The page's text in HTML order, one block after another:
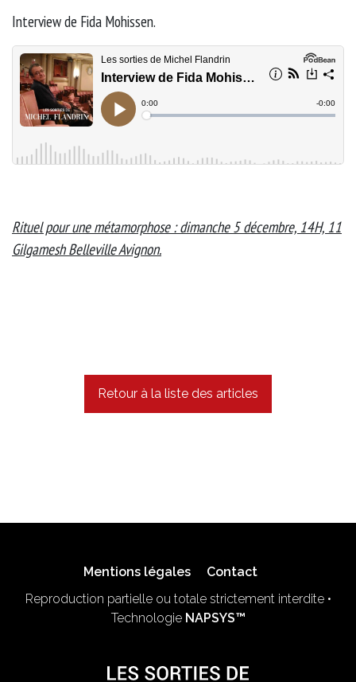
Interview de Fida Mohissen.
Rituel pour une métamorphose : dimanche 5 décembre, 14H, 11
Gilgamesh Belleville Avignon.
Retour à la liste des articles
Mentions légales
Contact
Reproduction partielle ou totale strictement interdite •
Technologie NAPSYS™